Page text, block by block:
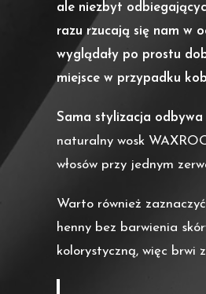
ale niezbyt
razu rzucają się nam w
wyglądały po prostu
miejsce w przypadku
Sama stylizacja
naturalny wosk
włosów przy jednym
Warto również
henny bez barwienia
kolorystyczną, więc